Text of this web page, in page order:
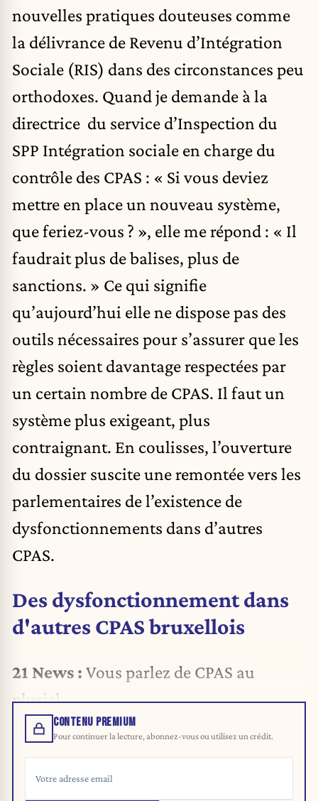
nouvelles pratiques douteuses comme
la délivrance de Revenu d’Intégration
Sociale (RIS) dans des circonstances peu
orthodoxes. Quand je demande à la
directrice du service d’Inspection du
SPP Intégration sociale en charge du
contrôle des CPAS : « Si vous deviez
mettre en place un nouveau système,
que feriez-vous ? », elle me répond : « Il
faudrait plus de balises, plus de
sanctions. » Ce qui signifie
qu’aujourd’hui elle ne dispose pas des
outils nécessaires pour s’assurer que les
règles soient davantage respectées par
un certain nombre de CPAS. Il faut un
système plus exigeant, plus
contraignant. En coulisses, l’ouverture
du dossier suscite une remontée vers les
parlementaires de l’existence de
dysfonctionnements dans d’autres
CPAS.
Des dysfonctionnement dans
d'autres CPAS bruxellois
21 News : Vous parlez de CPAS au
pluriel…
CONTENU PREMIUM
Pour continuer la lecture, abonnez-vous ou utilisez un crédit.